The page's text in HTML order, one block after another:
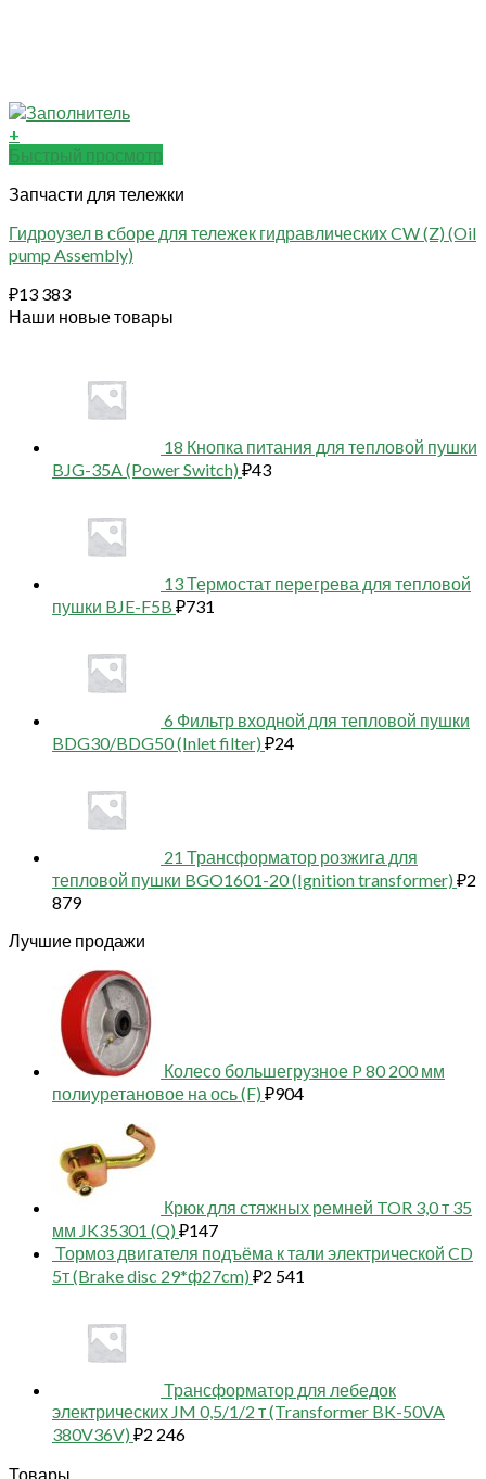
+
Быстрый просмотр
Запчасти для тележки
Гидроузел в сборе для тележек гидравлических CW (Z) (Oil
pump Assembly)
₽13 383
Наши новые товары
18 Кнопка питания для тепловой пушки
BJG-35A (Power Switch) ₽43
13 Термостат перегрева для тепловой
пушки BJE-F5B ₽731
6 Фильтр входной для тепловой пушки
BDG30/BDG50 (Inlet filter) ₽24
21 Трансформатор розжига для
тепловой пушки BGO1601-20 (Ignition transformer) ₽2
879
Лучшие продажи
Колесо большегрузное P 80 200 мм
полиуретановое на ось (F) ₽904
Крюк для стяжных ремней TOR 3,0 т 35
мм JK35301 (Q) ₽147
Тормоз двигателя подъёма к тали электрической CD
5т (Brake disc 29*ф27cm) ₽2 541
Трансформатор для лебедок
электрических JM 0,5/1/2 т (Transformer BK-50VA
380V36V) ₽2 246
Товары